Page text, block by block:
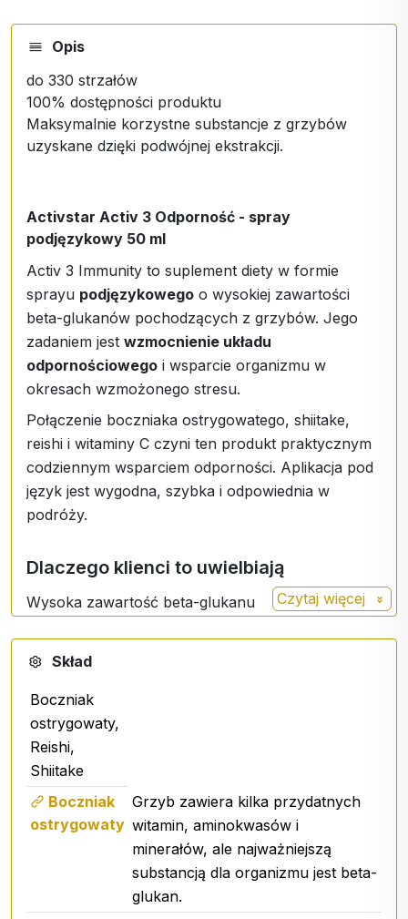
Opis
do 330 strzałów
100% dostępności produktu
Maksymalnie korzystne substancje z grzybów
uzyskane dzięki podwójnej ekstrakcji.
Activstar Activ 3 Odporność - spray
podjęzykowy 50 ml
Activ 3 Immunity to suplement diety w formie
sprayu podjęzykowego o wysokiej zawartości
beta-glukanów pochodzących z grzybów. Jego
zadaniem jest wzmocnienie układu
odpornościowego i wsparcie organizmu w
okresach wzmożonego stresu.
Połączenie boczniaka ostrygowatego, shiitake,
reishi i witaminy C czyni ten produkt praktycznym
codziennym wsparciem odporności. Aplikacja pod
język jest wygodna, szybka i odpowiednia w
podróży.
Dlaczego klienci to uwielbiają
Wysoka zawartość beta-glukanu
Łatwy w użyciu spray
Bez cukru i laktozy
Odpowiedni dla wegan
Dawkowanie
Dorośli:3 razy dziennie 2 rozpylenia do jamy
Dzieci od 3 roku życia:2 rozpylenia 2 razy
Czytaj więcej
Skład
Boczniak
ostrygowaty,
Reishi,
Shiitake
Boczniak
ostrygowaty
Grzyb zawiera kilka przydatnych
witamin, aminokwasów i
minerałów, ale najważniejszą
substancją dla organizmu jest beta-
glukan.